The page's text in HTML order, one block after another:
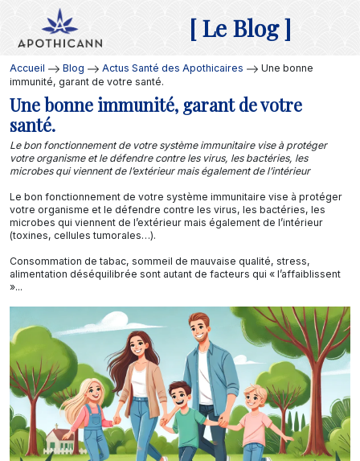
[ Le Blog ]
Accueil Blog Actus Santé des Apothicaires
Une bonne
immunité, garant de votre santé.
Une bonne immunité, garant de votre
santé.
Le bon fonctionnement de votre système immunitaire vise à protéger
votre organisme et le défendre contre les virus, les bactéries, les
microbes qui viennent de l’extérieur mais également de l’intérieur
Le bon fonctionnement de votre système immunitaire vise à protéger
votre organisme et le défendre contre les virus, les bactéries, les
microbes qui viennent de l’extérieur mais également de l’intérieur
(toxines, cellules tumorales…).
Consommation de tabac, sommeil de mauvaise qualité, stress,
alimentation déséquilibrée sont autant de facteurs qui « l’affaiblissent
»...